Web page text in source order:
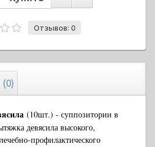
Отзывов: 0
(10шт.) - суппозитории в
девясила высокого,
профилактического